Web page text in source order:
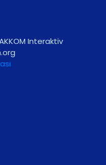
Interaktiv